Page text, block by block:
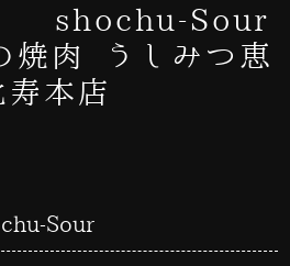
shochu-Sour
焼肉 うしみつ恵
寿本店
Sour